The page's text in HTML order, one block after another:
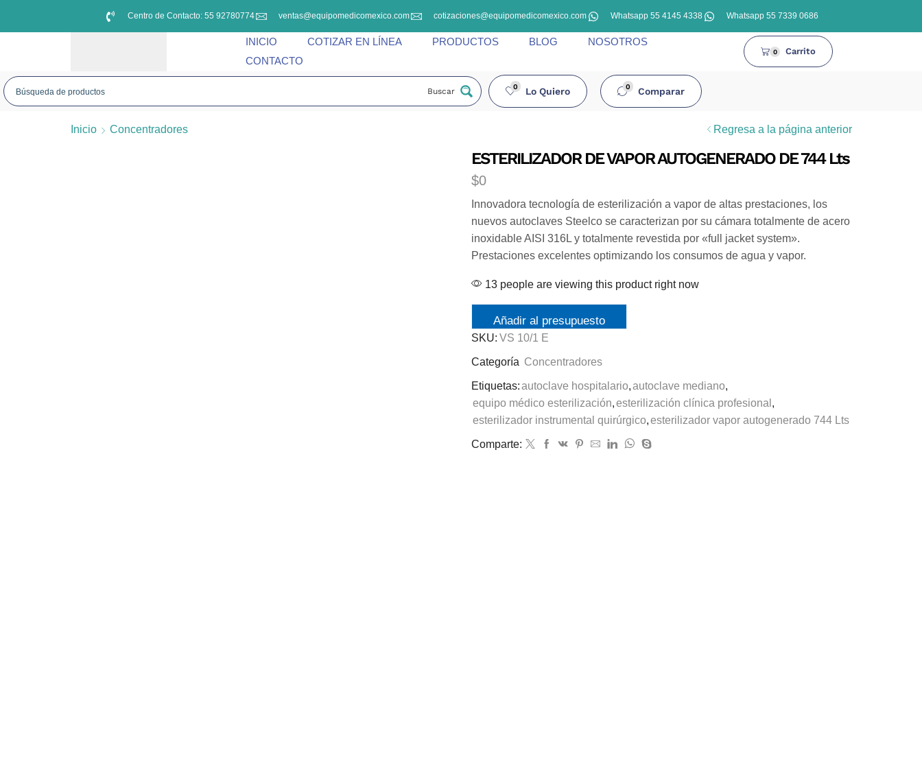
Centro de Contacto: 55 92780774 ventas@equipomedicomexico.com cotizaciones@equipomedicomexico.com Whatsapp 55 4145 4338 Whatsapp 55 7339 0686
INICIO COTIZAR EN LÍNEA PRODUCTOS BLOG
NOSOTROS
CONTACTO
0 Carrito
Buscar 0 Lo Quiero 0 Comparar
Inicio Concentradores Regresa a la página anterior
ESTERILIZADOR DE VAPOR AUTOGENERADO DE 744 Lts
$0
Innovadora tecnología de esterilización a vapor de altas prestaciones, los
nuevos autoclaves Steelco se caracterizan por su cámara totalmente de acero
inoxidable AISI 316L y totalmente revestida por «full jacket system».
Prestaciones excelentes optimizando los consumos de agua y vapor.
13 people are viewing this product right now
Añadir al presupuesto
SKU: VS 10/1 E
Categoría Concentradores
Etiquetas:autoclave hospitalario,autoclave mediano,
equipo médico esterilización,esterilización clínica profesional ,
esterilizador instrumental quirúrgico,esterilizador vapor autogenerado 744 Lts
Comparte: